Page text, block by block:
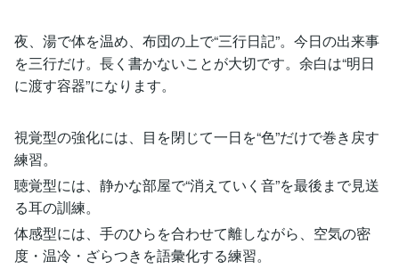
夜、湯で体を温め、布団の上で“三行日記”。今日の出来事
を三行だけ。長く書かないことが大切です。余白は“明日
に渡す容器”になります。
視覚型の強化には、目を閉じて一日を“色”だけで巻き戻す
練習。
聴覚型には、静かな部屋で“消えていく音”を最後まで見送
る耳の訓練。
体感型には、手のひらを合わせて離しながら、空気の密
度・温冷・ざらつきを語彙化する練習。